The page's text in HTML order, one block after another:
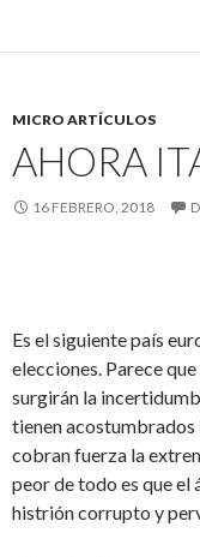
MICRO ARTÍCULOS
AHORA
16 FEBRERO, 2018
Es el siguiente país
elecciones. Parece
surgirán la
tienen acostumbrados
cobran fuerza la
peor de todo es que
histrión corrupto y